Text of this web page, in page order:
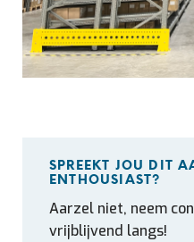
SPREEKT JOU DIT
ENTHOUSIAST?
Aarzel niet, neem
vrijblijvend langs!